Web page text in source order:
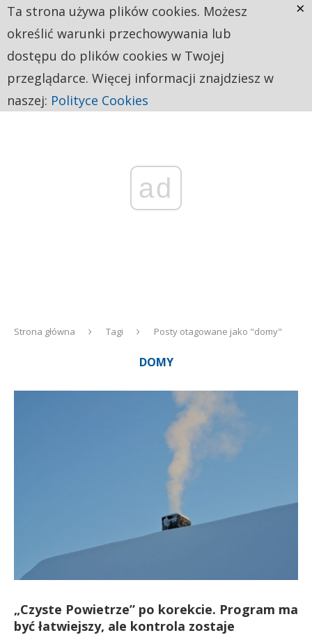
ad
Strona główna Tagi Posty otagowane jako "domy"
DOMY
„Czyste Powietrze” po korekcie. Program ma
być łatwiejszy, ale kontrola zostaje
Ta strona używa plików cookies. Możesz
określić warunki przechowywania lub
dostępu do plików cookies w Twojej
przeglądarce. Więcej informacji znajdziesz w
naszej: Polityce Cookies
×